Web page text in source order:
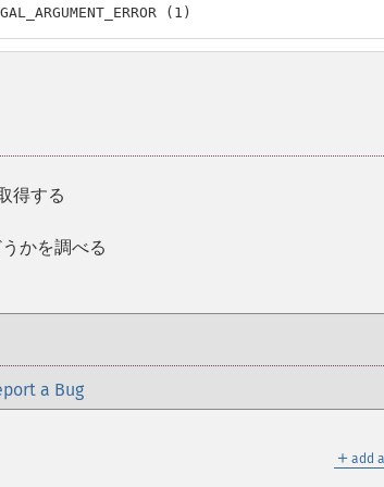
(1)
得する
かを調べる
a Bug
＋ add